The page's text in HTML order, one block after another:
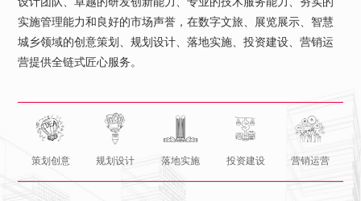
实施管理能力和良好的市场声誉，在数字文旅、展览展示、智慧
城乡领域的创意策划、规划设计、落地实施、投资建设、营销运
营提供全链式匠心服务。
策划创意 规划设计 落地实施 投资建设 营销运营